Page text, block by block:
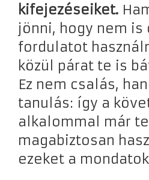
kifejezéseiket.
jönni, hogy nem
fordulatot
közül párat te is
Ez nem csalás,
tanulás: így a
alkalommal már
magabiztosan
ezeket a